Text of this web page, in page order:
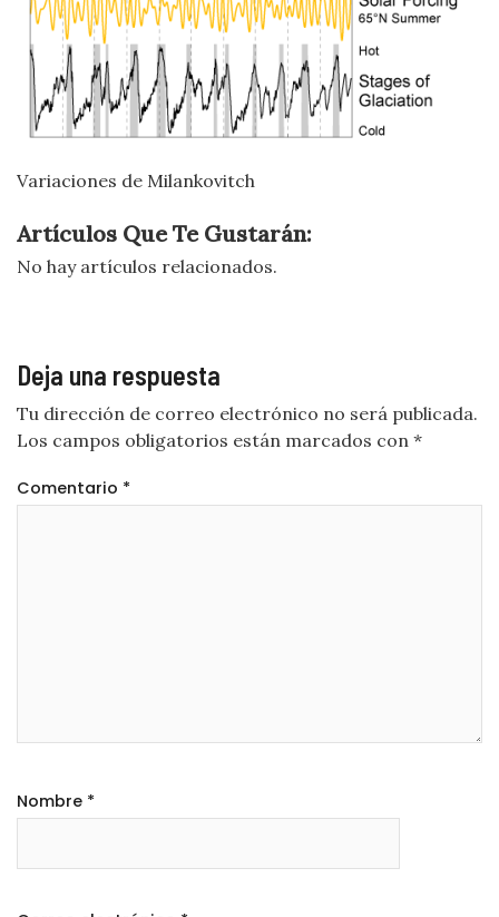
Variaciones de Milankovitch
Artículos Que Te Gustarán:
No hay artículos relacionados.
Deja una respuesta
Tu dirección de correo electrónico no será publicada.
Los campos obligatorios están marcados con *
Comentario *
Nombre *